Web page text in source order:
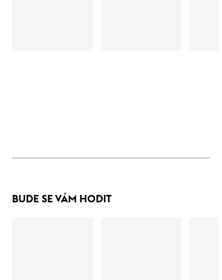
BUDE SE VÁM HODIT